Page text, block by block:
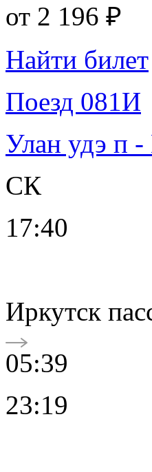
от 2 196 ₽
Найти билет
Поезд 081И
Улан удэ п
СК
17:40
Иркутск
05:39
23:19